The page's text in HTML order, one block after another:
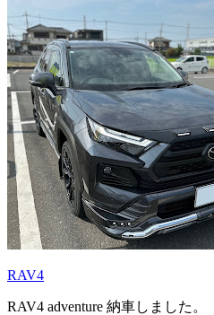
RAV4
RAV4 adventure 納車しました。